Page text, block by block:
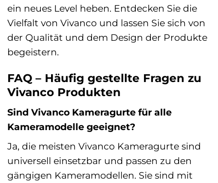
ein neues Level heben. Entdecken Sie die
Vielfalt von Vivanco und lassen Sie sich von
der Qualität und dem Design der Produkte
begeistern.
FAQ – Häufig gestellte Fragen zu
Vivanco Produkten
Sind Vivanco Kameragurte für alle
Kameramodelle geeignet?
Ja, die meisten Vivanco Kameragurte sind
universell einsetzbar und passen zu den
gängigen Kameramodellen. Sie sind mit